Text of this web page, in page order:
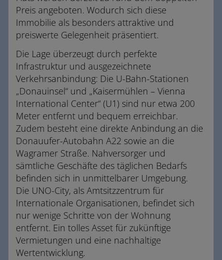
Preis angeboten. Wodurch sich diese
Immobilie als besonders attraktive und
preiswerte Gelegenheit präsentiert.
Die Lage überzeugt durch perfekte
Infrastruktur und ausgezeichnete
Verkehrsanbindung: Die U-Bahn-Stationen
„Donauinsel“ und „Kaisermühlen – Vienna
International Center“ (U1) sind nur etwa 200
Meter entfernt und bequem erreichbar.
Zudem besteht eine direkte Anbindung an die
Donauufer-Autobahn A22 sowie an die
Wagramer Straße. Nahversorger und
sämtliche Geschäfte des täglichen Bedarfs
befinden sich in unmittelbarer Umgebung.
Die UNO-City, als Amtsitzzentrum für
Internationale Organisationen, befindet sich
nur wenige Schritte von der Wohnung
entfernt. Ein tolles Asset für zukünftige
Vermietungen und eine nachhaltige
Wertentwicklung.